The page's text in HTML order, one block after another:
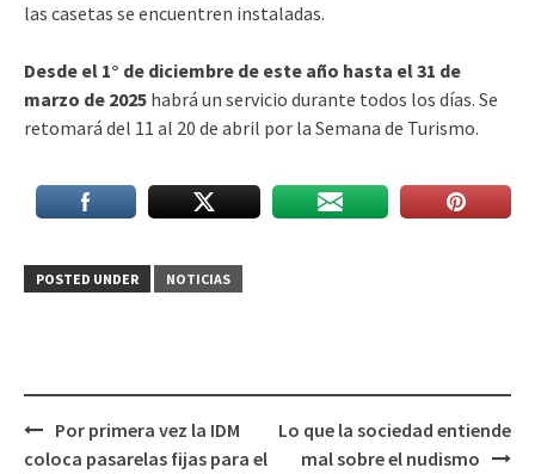
las casetas se encuentren instaladas.
Desde el 1° de diciembre de este año hasta el 31 de
marzo de 2025 habrá un servicio durante todos los días. Se
retomará del 11 al 20 de abril por la Semana de Turismo.
POSTED UNDER NOTICIAS
Post
navigation
Por primera vez la IDM
coloca pasarelas fijas para el
Lo que la sociedad entiende
mal sobre el nudismo